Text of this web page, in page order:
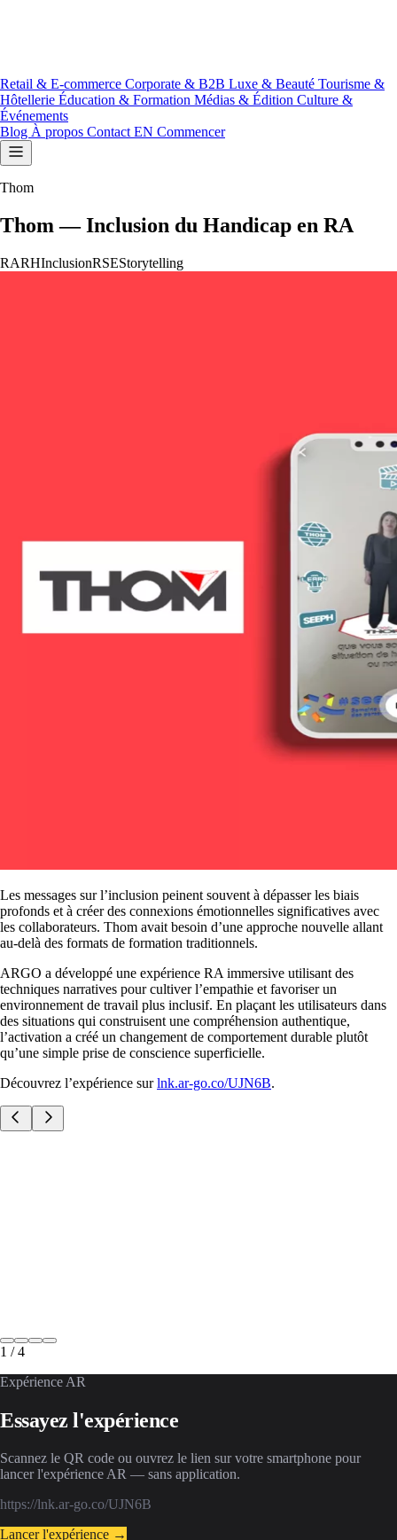
Retail & E-commerce Corporate & B2B Luxe & Beauté Tourisme &
Hôtellerie Éducation & Formation Médias & Édition Culture &
Événements
Blog À propos Contact EN Commencer
Thom
Thom — Inclusion du Handicap en RA
RARHInclusionRSEStorytelling
Les messages sur l’inclusion peinent souvent à dépasser les biais
profonds et à créer des connexions émotionnelles significatives avec
les collaborateurs. Thom avait besoin d’une approche nouvelle allant
au-delà des formats de formation traditionnels.
ARGO a développé une expérience RA immersive utilisant des
techniques narratives pour cultiver l’empathie et favoriser un
environnement de travail plus inclusif. En plaçant les utilisateurs dans
des situations qui construisent une compréhension authentique,
l’activation a créé un changement de comportement durable plutôt
qu’une simple prise de conscience superficielle.
Découvrez l’expérience surlnk.ar-go.co/UJN6B.
1 /4
Expérience AR
Essayez l'expérience
Scannez le QR code ou ouvrez le lien sur votre smartphone pour
lancer l'expérience AR — sans application.
https://lnk.ar-go.co/UJN6B
Lancer l'expérience →